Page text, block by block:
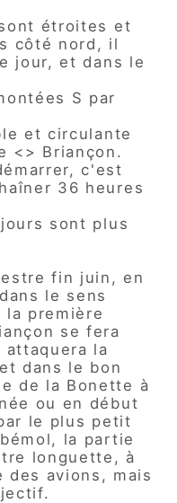
étroites et
côté nord, il
jour, et dans le
S par
et circulante
<> Briançon.
c'est
36 heures
sont plus
fin juin, en
le sens
la première
se fera
la
dans le bon
de la Bonette à
ou en début
le plus petit
la partie
longuette, à
des avions, mais